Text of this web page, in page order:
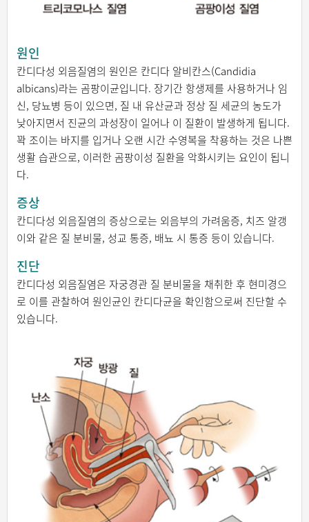
원인
칸디다성 외음질염의 원인은 칸디다 알비칸스(Candidia
albicans)라는 곰팡이균입니다. 장기간 항생제를 사용하거나 임
신, 당뇨병 등이 있으면, 질 내 유산균과 정상 질 세균의 농도가
낮아지면서 진균의 과성장이 일어나 이 질환이 발생하게 됩니다.
꽉 조이는 바지를 입거나 오랜 시간 수영복을 착용하는 것은 나쁜
생활 습관으로, 이러한 곰팡이성 질환을 악화시키는 요인이 됩니
다.
증상
칸디다성 외음질염의 증상으로는 외음부의 가려움증, 치즈 알갱
이와 같은 질 분비물, 성교 통증, 배뇨 시 통증 등이 있습니다.
진단
칸디다성 외음질염은 자궁경관 질 분비물을 채취한 후 현미경으
로 이를 관찰하여 원인균인 칸디다균을 확인함으로써 진단할 수
있습니다.